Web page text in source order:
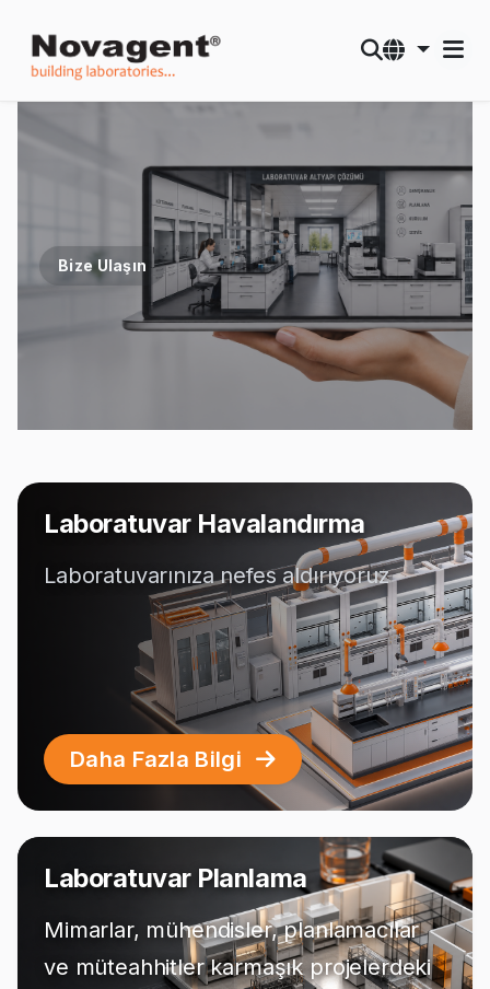
Bize Ulaşın
Laboratuvar Havalandırma
Laboratuvarınıza nefes aldırıyoruz
Daha Fazla Bilgi
Laboratuvar Planlama
Mimarlar, mühendisler, planlamacılar
ve müteahhitler karmaşık projelerdeki